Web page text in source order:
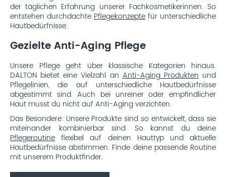
der täglichen Erfahrung unserer Fachkosmetikerinnen. So
entstehen durchdachte Pflegekonzepte für unterschiedliche
Hautbedürfnisse.
Gezielte Anti-Aging Pflege
Unsere Pflege geht über klassische Kategorien hinaus.
DALTON bietet eine Vielzahl anAnti-Aging Produktenund
Pflegelinien, die auf unterschiedliche Hautbedürfnisse
abgestimmt sind. Auch bei unreiner oder empfindlicher
Haut musst du nicht auf Anti-Aging verzichten.
Das Besondere: Unsere Produkte sind so entwickelt, dass sie
miteinander kombinierbar sind. So kannst du deine
Pflegeroutine flexibel auf deinen Hauttyp und aktuelle
Hautbedürfnisse abstimmen. Finde deine passende Routine
mit unserem Produktfinder.